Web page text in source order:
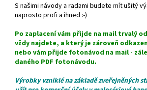
S našimi návody a radami budete mít ušitý
naprosto profi a ihned :-)
Po zaplacení vám přijde na mail trvalý
vždy najdete, a který je zároveň
nebo vám přijde fotonávod na mail -
daného PDF fotonávodu.
Výrobky vzniklé na základě zveřejněných